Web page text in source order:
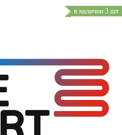
в наличии 3 шт